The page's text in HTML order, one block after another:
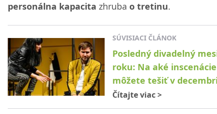
personálna kapacita zhruba o tretinu.
SÚVISIACI ČLÁNOK
Posledný divadelný
roku: Na aké
môžete tešiť v
Čítajte viac>